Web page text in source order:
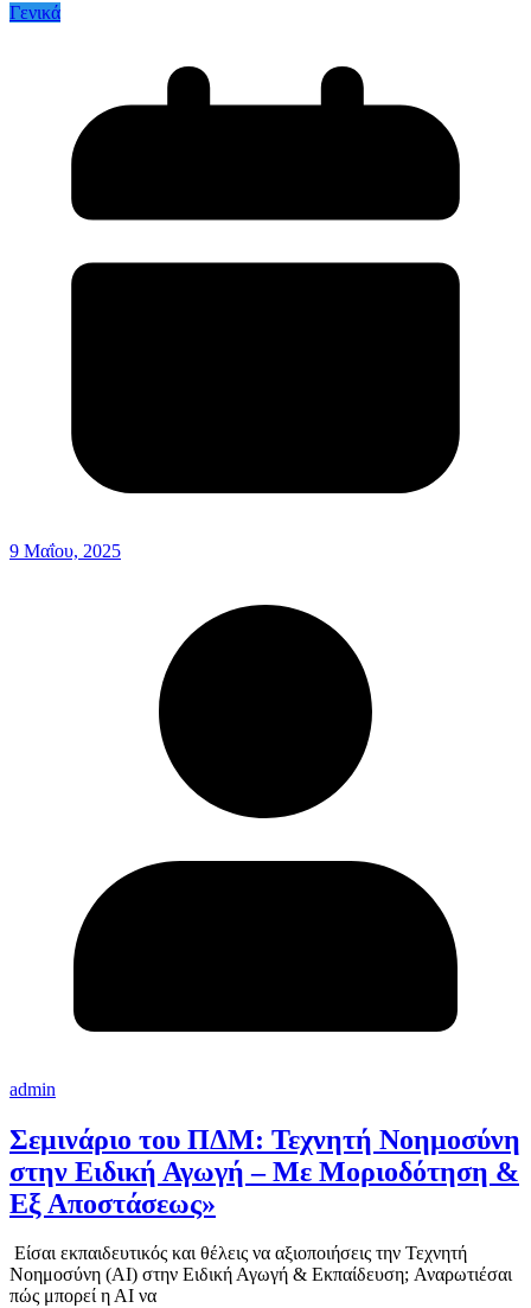
Γενικά
9 Μαΐου, 2025
admin
Σεμινάριο του ΠΔΜ: Τεχνητή Νοημοσύνη
στην Ειδική Αγωγή – Με Μοριοδότηση &
Εξ Αποστάσεως»
Είσαι εκπαιδευτικός και θέλεις να αξιοποιήσεις την Τεχνητή
Νοημοσύνη (ΑΙ) στην Ειδική Αγωγή & Εκπαίδευση; Αναρωτιέσαι
πώς μπορεί η ΑΙ να